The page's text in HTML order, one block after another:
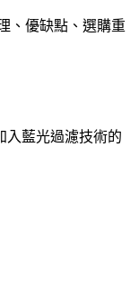
、優缺點、選購重
入藍光過濾技術的